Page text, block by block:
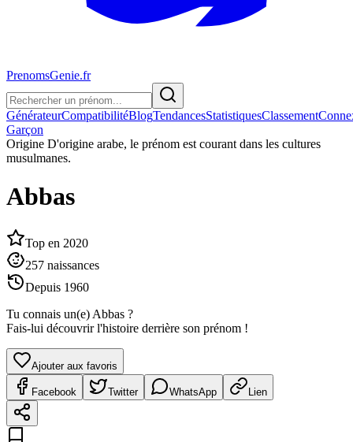
PrenomsGenie.fr
GénérateurCompatibilitéBlogTendancesStatistiquesClassement
Garçon
Origine D'origine arabe, le prénom est courant dans les cultures
musulmanes.
Abbas
Top en 2020
257 naissances
Depuis 1960
Tu connais un(e) Abbas ?
Fais-lui découvrir l'histoire derrière son prénom !
Ajouter aux favoris
Facebook Twitter WhatsApp Lien